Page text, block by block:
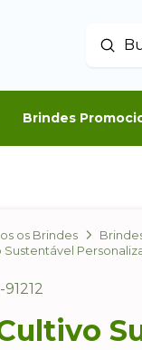
Buscar
Brindes
os Brindes
Sustentável
91212